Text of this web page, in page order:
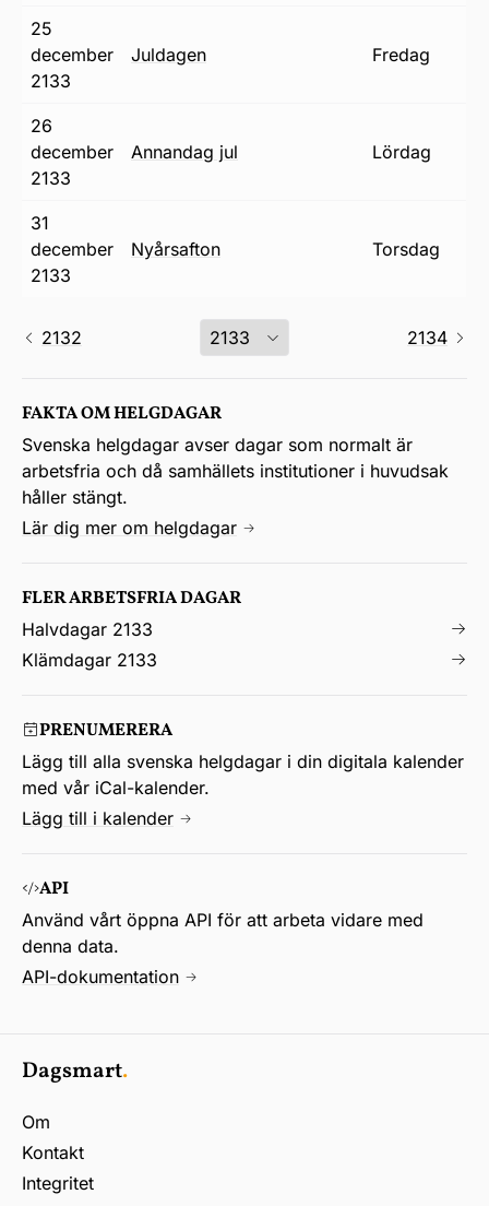
25
december
2133
juldagen fredag
26
december
2133
annandag jul lördag
31
december
2133
nyårsafton torsdag
2132 2134
FAKTA OM HELGDAGAR
Svenska helgdagar avser dagar som normalt är
arbetsfria och då samhällets institutioner i huvudsak
håller stängt.
Lär dig mer om helgdagar
FLER ARBETSFRIA DAGAR
Halvdagar 2133
Klämdagar 2133
PRENUMERERA
Lägg till alla svenska helgdagar i din digitala kalender
med vår iCal-kalender.
Lägg till i kalender
API
Använd vårt öppna API för att arbeta vidare med
denna data.
API-dokumentation
Dagsmart.
Om
Kontakt
Integritet